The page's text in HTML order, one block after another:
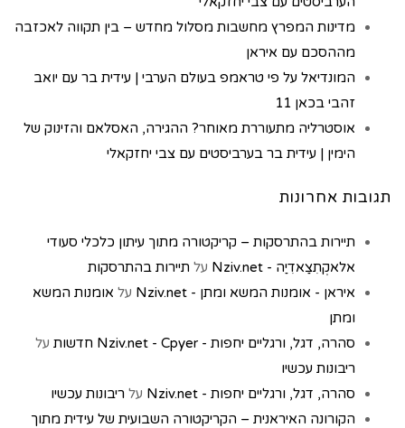
מדינות המפרץ מחשבות מסלול מחדש – בין תקווה לאכזבה
מההסכם עם איראן
המונדיאל על פי טראמפ בעולם הערבי | עידית בר עם יואב
זהבי בכאן 11
אוסטרליה מתעוררת מאוחר? ההגירה, האסלאם והזינוק של
הימין | עידית בר בערביסטים עם צבי יחזקאלי
תגובות אחרונות
תיירות בהתרסקות – קריקטורה מתוך עיתון כלכלי סעודי
אלאקְתִצַאדִיַה - Nziv.net
על תיירות בהתרסקות
איראן - אומנות המשא ומתן - Nziv.net
על אומנות המשא
ומתן
סהרה, דגל, ורגליים יחפות - Nziv.net - Cpyer חדשות
על
ריבונות עכשיו
סהרה, דגל, ורגליים יחפות - Nziv.net
על ריבונות עכשיו
הקורונה האיראנית – הקריקטורה השבועית של עידית מתוך